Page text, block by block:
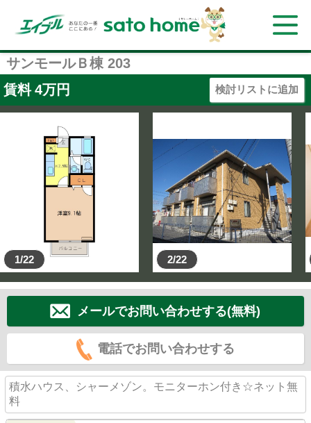
サンモールＢ棟 203
賃料 4万円 検討リストに追加
1/22 2/22
メールでお問い合わせする(無料)
電話でお問い合わせする
積水ハウス、シャーメゾン。モニターホン付き☆ネット無
料